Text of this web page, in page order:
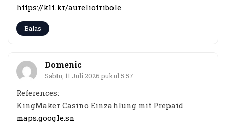
https://k1t.kr/aureliotribole
Balas
Domenic
Sabtu, 11 Juli 2026 pukul 5:57
References:
KingMaker Casino Einzahlung mit Prepaid
maps.google.sn